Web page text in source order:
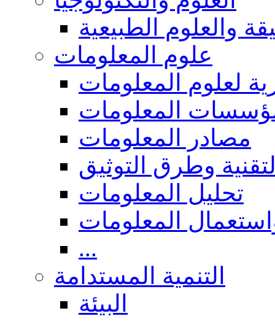
والعلوم الطبيعية
علوم المعلومات
لعلوم المعلومات
المعلومات
مصادر المعلومات
وطرق التوثيق
تحليل المعلومات
المعلومات
...
التنمية المستدامة
البيئة